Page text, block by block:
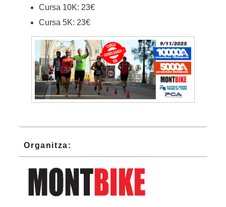
Cursa 10K: 23€
Cursa 5K: 23€
lateral
principal
Organitza: